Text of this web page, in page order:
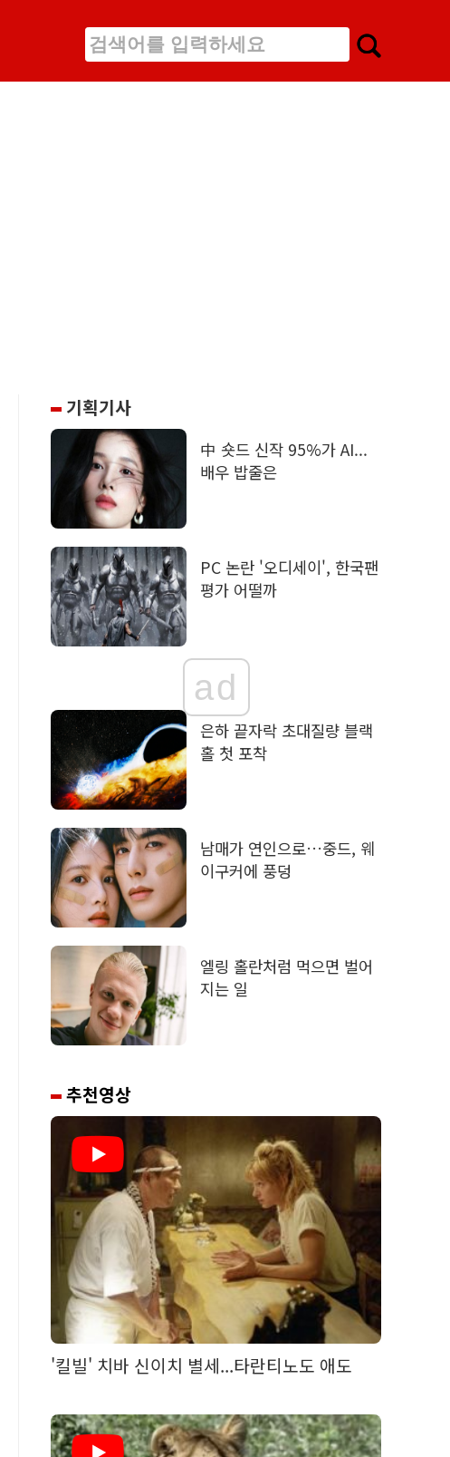
기획기사
中 숏드 신작 95%가 AI...
배우 밥줄은
PC 논란 '오디세이', 한국팬
평가 어떨까
ad
은하 끝자락 초대질량 블랙
홀 첫 포착
남매가 연인으로…중드, 웨
이구커에 풍덩
엘링 홀란처럼 먹으면 벌어
지는 일
추천영상
'킬빌' 치바 신이치 별세...타란티노도 애도